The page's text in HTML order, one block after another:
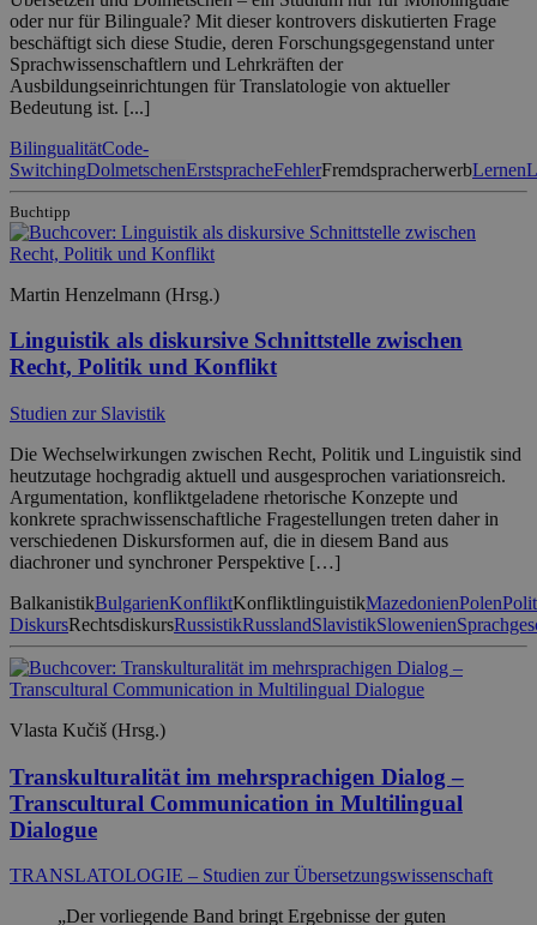
oder nur für Bilinguale? Mit dieser kontrovers diskutierten Frage
beschäftigt sich diese Studie, deren Forschungsgegenstand unter
Sprachwissenschaftlern und Lehrkräften der
Ausbildungseinrichtungen für Translatologie von aktueller
Bedeutung ist. [...]
BilingualitätCode-
SwitchingDolmetschenErstspracheFehlerFremdspracherwerbLernen
Buchtipp
Martin Henzelmann (Hrsg.)
Linguistik als diskursive Schnittstelle zwischen
Recht, Politik und Konflikt
Studien zur Slavistik
Die Wechselwirkungen zwischen Recht, Politik und Linguistik sind
heutzutage hochgradig aktuell und ausgesprochen variationsreich.
Argumentation, konfliktgeladene rhetorische Konzepte und
konkrete sprachwissenschaftliche Fragestellungen treten daher in
verschiedenen Diskursformen auf, die in diesem Band aus
diachroner und synchroner Perspektive […]
BalkanistikBulgarienKonfliktKonfliktlinguistikMazedonienPolen
DiskursRechtsdiskursRussistikRusslandSlavistikSlowenien
Vlasta Kučiš (Hrsg.)
Transkulturalität im mehrsprachigen Dialog –
Transcultural Communication in Multilingual
Dialogue
TRANSLATOLOGIE – Studien zur Übersetzungswissenschaft
„Der vorliegende Band bringt Ergebnisse der guten